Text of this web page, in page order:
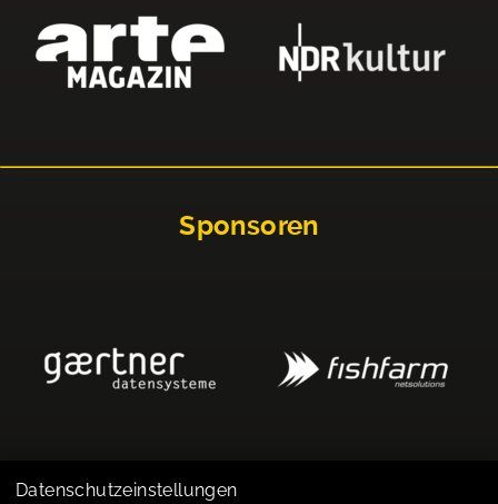
Sponsoren
Datenschutzeinstellungen